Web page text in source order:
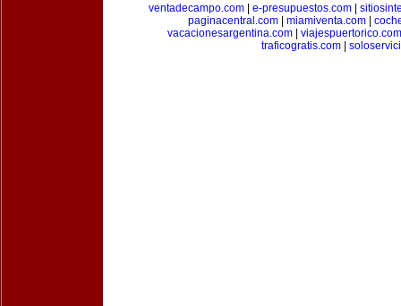
ventadecampo.com
e-presupuestos.com
paginacentral.com| miamiventa.com|
vacacionesargentina.com
viajespuertorico.com
traficogratis.com|